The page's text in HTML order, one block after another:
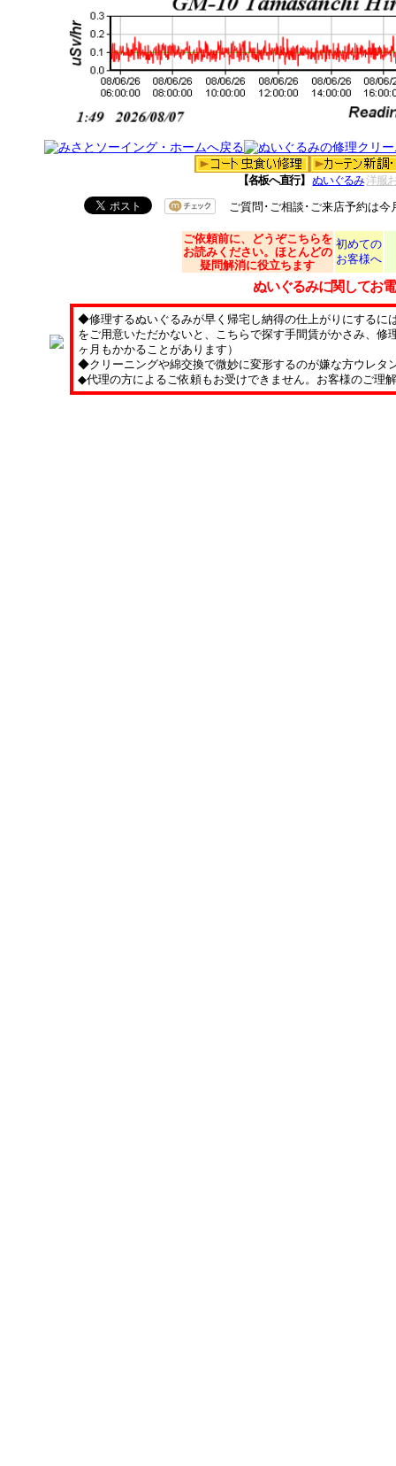
【各板へ直行】 ぬいぐるみ 洋服
ご質問･ご相談･ご来店予約は今
ご依頼前に、どうぞこちらを
お読みください。ほとんどの
疑問解消に役立ちます
初めての
お客様へ
ぬいぐるみに関してお
◆修理するぬいぐるみが早く帰宅し納得の仕上がりにするに
をご用意いただかないと、こちらで探す手間賃がかさみ、
ヶ月もかかることがあります）
◆クリーニングや綿交換で微妙に変形するのが嫌な方ウレタ
◆代理の方によるご依頼もお受けできません。お客様のご理